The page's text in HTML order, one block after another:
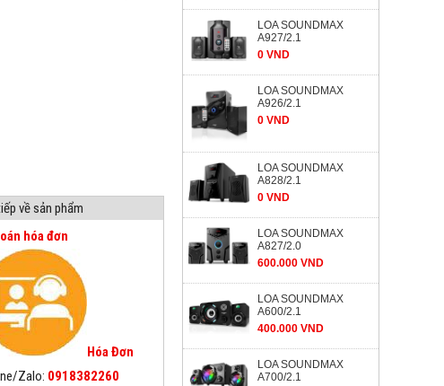
về sản phẩm
hóa đơn
Hóa Đơn
Zalo: 0918382260
LOA SOUNDMAX
A927/2.1
0 VND
LOA SOUNDMAX
A926/2.1
0 VND
LOA SOUNDMAX
A828/2.1
0 VND
LOA SOUNDMAX
A827/2.0
600.000 VND
LOA SOUNDMAX
A600/2.1
400.000 VND
LOA SOUNDMAX
A700/2.1